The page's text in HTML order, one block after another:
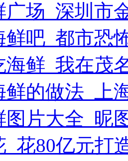
广场_深圳市
鲜吧_都市恐
海鲜_我在茂
鲜的做法_上
图片大全_昵
_花80亿元打